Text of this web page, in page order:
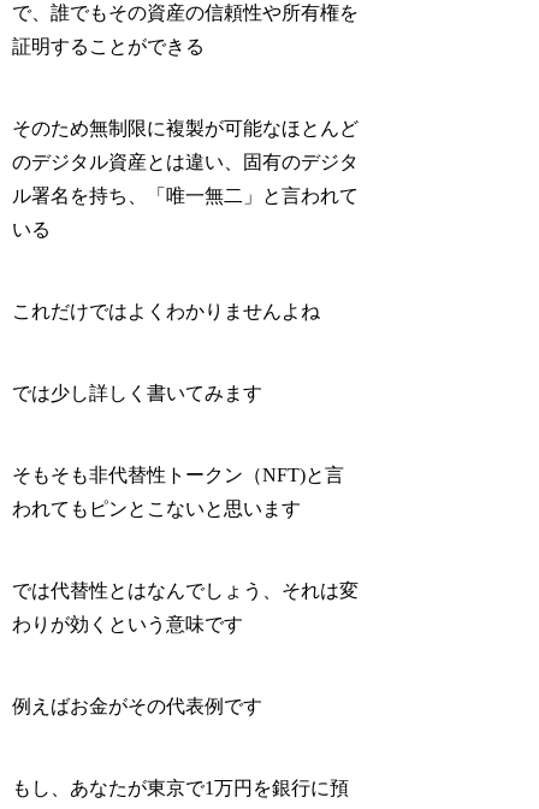
で、誰でもその資産の信頼性や所有権を
証明することができる
そのため無制限に複製が可能なほとんど
のデジタル資産とは違い、固有のデジタ
ル署名を持ち、「唯一無二」と言われて
いる
これだけではよくわかりませんよね
では少し詳しく書いてみます
そもそも非代替性トークン（NFT)と言
われてもピンとこないと思います
では代替性とはなんでしょう、それは変
わりが効くという意味です
例えばお金がその代表例です
もし、あなたが東京で1万円を銀行に預